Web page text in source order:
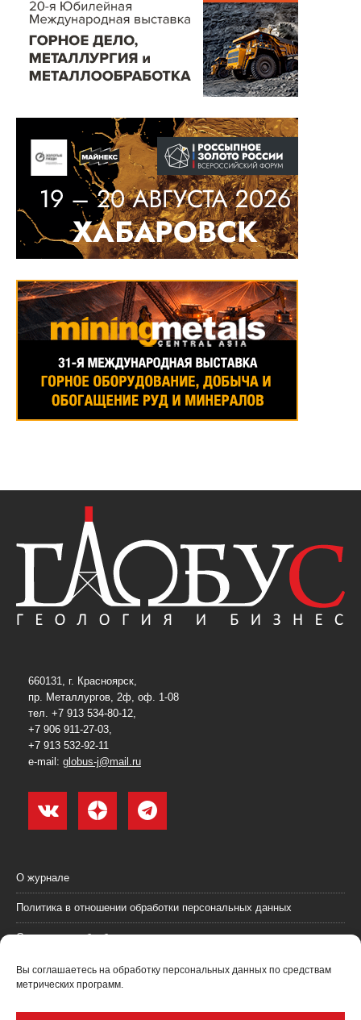
Вы соглашаетесь на обработку персональных данных по средствам
метрических программ.
660131, г. Красноярск,
пр. Металлургов, 2ф, оф. 1-08
тел. +7 913 534-80-12,
+7 906 911-27-03,
+7 913 532-92-11
e-mail: globus-j@mail.ru
О журнале
Политика в отношении обработки персональных данных
Согласие на обработку персональных данных
Пользовательское соглашение (оферта)